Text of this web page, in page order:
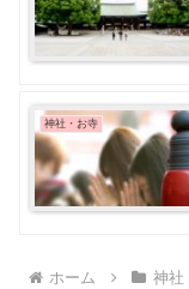
神社・お寺
ホーム 神社